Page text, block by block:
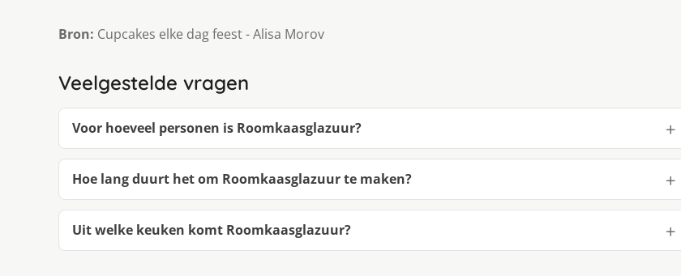
Bron: Cupcakes elke dag feest - Alisa Morov
Veelgestelde vragen
Voor hoeveel personen is Roomkaasglazuur?
Hoe lang duurt het om Roomkaasglazuur te maken?
Uit welke keuken komt Roomkaasglazuur?